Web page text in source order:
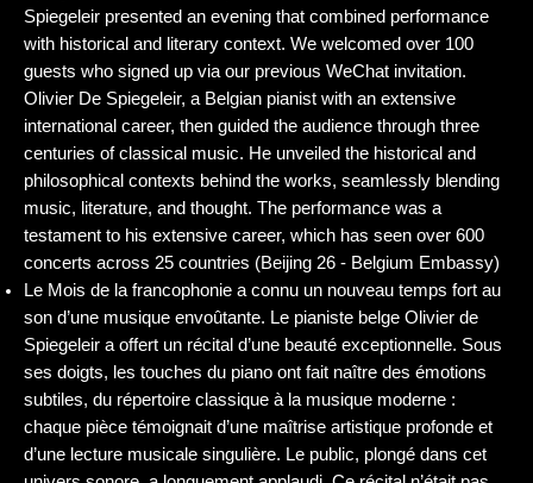
Spiegeleir presented an evening that combined performance
with historical and literary context. We welcomed over 100
guests who signed up via our previous WeChat invitation.
Olivier De Spiegeleir, a Belgian pianist with an extensive
international career, then guided the audience through three
centuries of classical music. He unveiled the historical and
philosophical contexts behind the works, seamlessly blending
music, literature, and thought. The performance was a
testament to his extensive career, which has seen over 600
concerts across 25 countries (Beijing 26 - Belgium Embassy)
Le Mois de la francophonie a connu un nouveau temps fort au
son d’une musique envoûtante. Le pianiste belge Olivier de
Spiegeleir a offert un récital d’une beauté exceptionnelle. Sous
ses doigts, les touches du piano ont fait naître des émotions
subtiles, du répertoire classique à la musique moderne :
chaque pièce témoignait d’une maîtrise artistique profonde et
d’une lecture musicale singulière. Le public, plongé dans cet